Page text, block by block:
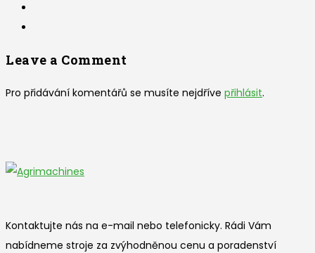
Leave a Comment
Pro přidávání komentářů se musíte nejdříve přihlásit.
Kontaktujte nás na e-mail nebo telefonicky. Rádi Vám
nabídneme stroje za zvýhodněnou cenu a poradenství